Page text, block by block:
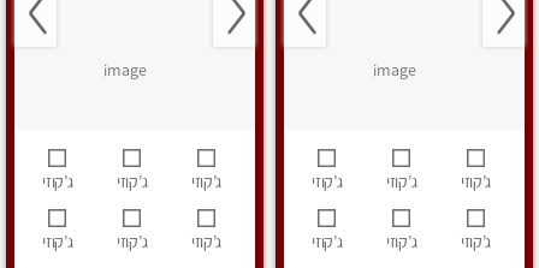
ג’קוזי ג’קוזי ג’קוזי
ג’קוזי ג’קוזי ג’קוזי
ג’קוזי ג’קוזי ג’קוזי
ג’קוזי ג’קוזי ג’קוזי